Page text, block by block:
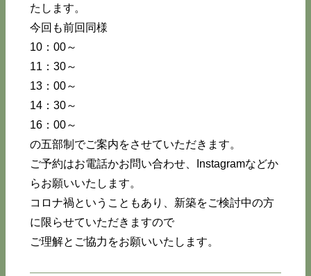
たします。
今回も前回同様
10：00～
11：30～
13：00～
14：30～
16：00～
の五部制でご案内をさせていただきます。
ご予約はお電話かお問い合わせ、Instagramなどか
らお願いいたします。
コロナ禍ということもあり、新築をご検討中の方
に限らせていただきますので
ご理解とご協力をお願いいたします。